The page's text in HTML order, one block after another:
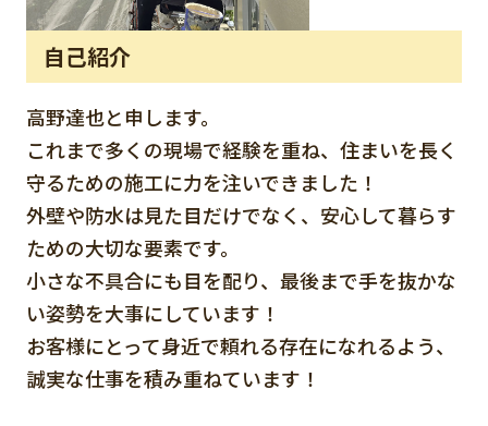
自己紹介
高野達也と申します。
これまで多くの現場で経験を重ね、住まいを長く
守るための施工に力を注いできました！
外壁や防水は見た目だけでなく、安心して暮らす
ための大切な要素です。
小さな不具合にも目を配り、最後まで手を抜かな
い姿勢を大事にしています！
お客様にとって身近で頼れる存在になれるよう、
誠実な仕事を積み重ねています！